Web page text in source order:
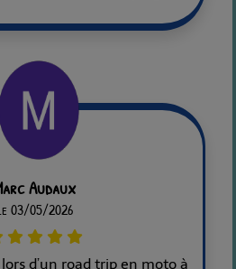
Audaux
03/05/2026
d’un road trip en moto à